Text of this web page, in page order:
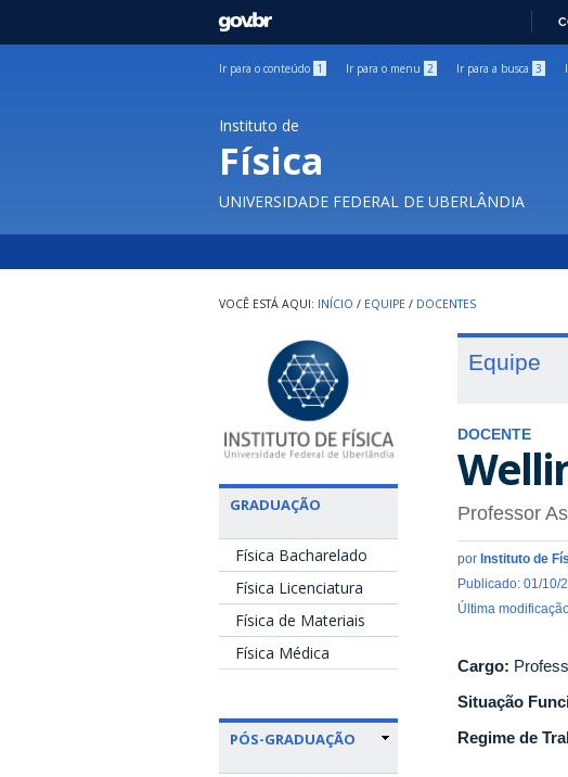
GOVBR
Ir para o conteúdo 1 Ir para o menu 2 Ir para a busca 3
Instituto de
Física
UNIVERSIDADE FEDERAL DE UBERLÂNDIA
INÍCIO / EQUIPE / DOCENTES
GRADUAÇÃO
Física Bacharelado
Física Licenciatura
Física de Materiais
Física Médica
PÓS-GRADUAÇÃO
Equipe
DOCENTE
Professor
por Instituto de
Publicado: 01/10/
Última
Cargo:
Situação
Regime de